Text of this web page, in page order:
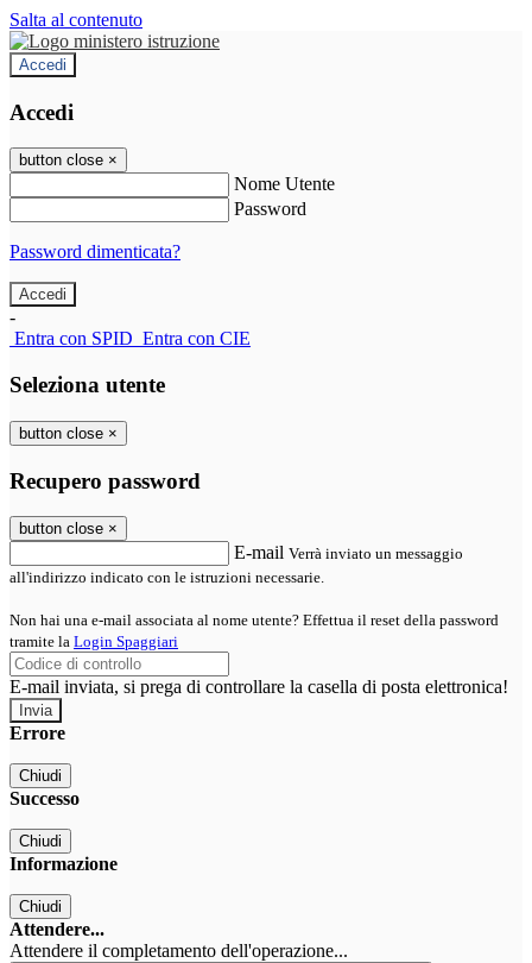
Salta al contenuto
Accedi
Accedi
button close ×
Nome Utente
Password
Password dimenticata?
-
Entra con SPID Entra con CIE
Seleziona utente
button close ×
Recupero password
button close ×
E-mail Verrà inviato un messaggio
all'indirizzo indicato con le istruzioni necessarie.
Non hai una e-mail associata al nome utente? Effettua il reset della password
tramite la Login Spaggiari
E-mail inviata, si prega di controllare la casella di posta elettronica!
Errore
Chiudi
Successo
Chiudi
Informazione
Chiudi
Attendere...
Attendere il completamento dell'operazione...